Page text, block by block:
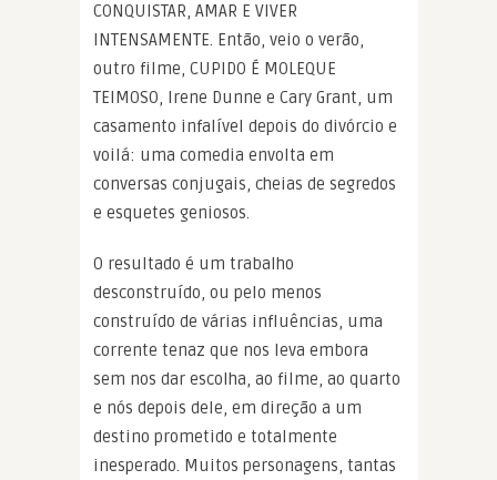
CONQUISTAR, AMAR E VIVER
INTENSAMENTE. Então, veio o verão,
outro filme, CUPIDO É MOLEQUE
TEIMOSO, Irene Dunne e Cary Grant, um
casamento infalível depois do divórcio e
voilá: uma comedia envolta em
conversas conjugais, cheias de segredos
e esquetes geniosos.
O resultado é um trabalho
desconstruído, ou pelo menos
construído de várias influências, uma
corrente tenaz que nos leva embora
sem nos dar escolha, ao filme, ao quarto
e nós depois dele, em direção a um
destino prometido e totalmente
inesperado. Muitos personagens, tantas